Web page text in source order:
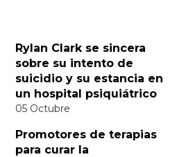
Rylan Clark se sincera
sobre su intento de
suicidio y su estancia en
un hospital psiquiátrico
05 Octubre
Promotores de terapias
para curar la